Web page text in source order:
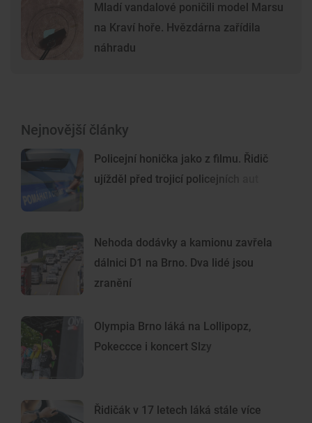
Mladí vandalové poničili model Marsu
na Kraví hoře. Hvězdárna zařídila
náhradu
Nejnovější články
Policejní honička jako z filmu. Řidič
ujížděl před trojicí policejních aut
Nehoda dodávky a kamionu zavřela
dálnici D1 na Brno. Dva lidé jsou
zranění
Olympia Brno láká na Lollipopz,
Pokeccce i koncert Slzy
Řidičák v 17 letech láká stále více